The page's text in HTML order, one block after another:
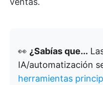
👀 ¿Sabías que...
IA/automatización
herramientas